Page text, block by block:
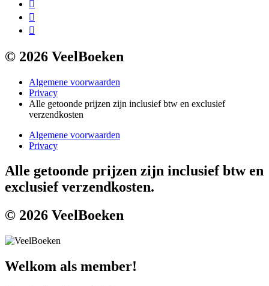
© 2026 VeelBoeken
Algemene voorwaarden
Privacy
Alle getoonde prijzen zijn inclusief btw en exclusief
verzendkosten
Algemene voorwaarden
Privacy
Alle getoonde prijzen zijn inclusief btw en
exclusief verzendkosten.
© 2026 VeelBoeken
Welkom als member!